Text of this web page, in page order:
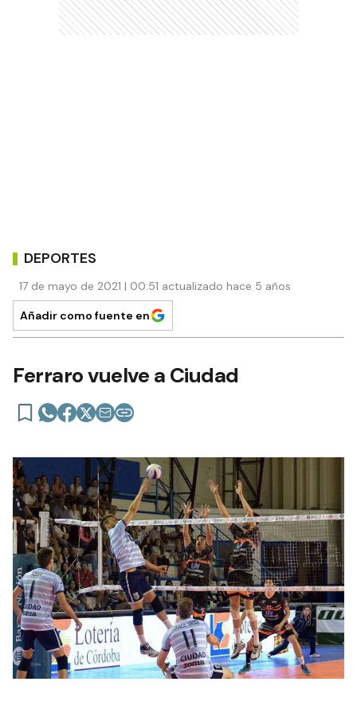
DEPORTES
17 de mayo de 2021 | 00:51 actualizado hace 5 años
Añadir como fuente en
Ferraro vuelve a Ciudad